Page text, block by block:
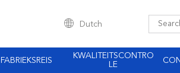
Dutch
FABRIEKSREIS
KWALITEITSCONTRO
LE